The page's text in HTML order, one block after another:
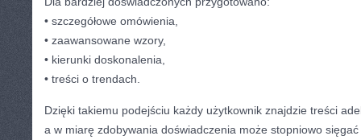
• szczegółowe omówienia,
• zaawansowane wzory,
• kierunki doskonalenia,
• treści o trendach.
Dzięki takiemu podejściu każdy użytkownik znajdzie treści
a w miarę zdobywania doświadczenia może stopniowo sięgać